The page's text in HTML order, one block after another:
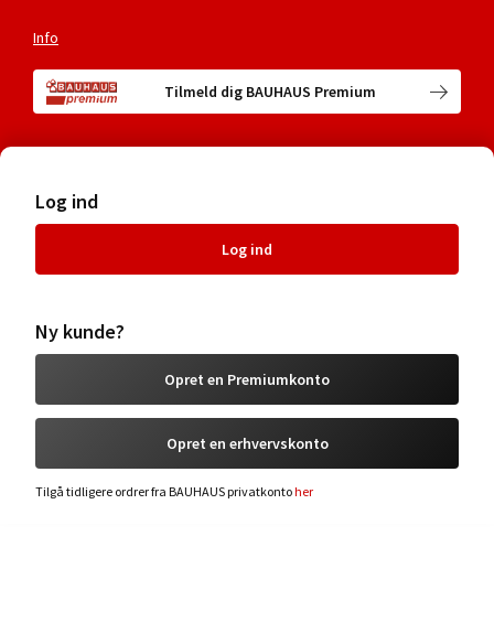
Info
Tilmeld dig BAUHAUS Premium
Log ind
Log ind
Ny kunde?
Opret en Premiumkonto
Opret en erhvervskonto
Tilgå tidligere ordrer fra BAUHAUS privatkontoher